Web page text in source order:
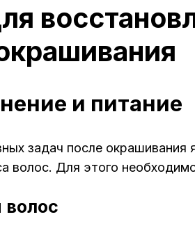
и питание
задач после окрашивания
волос. Для этого